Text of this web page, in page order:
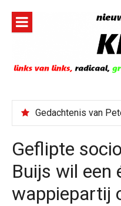
inhoud
Geflipte
Buijs wil een
wappiepartij